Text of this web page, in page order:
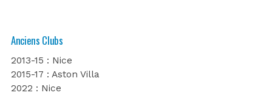
Anciens Clubs
2013-15 : Nice
2015-17 : Aston Villa
2022 : Nice